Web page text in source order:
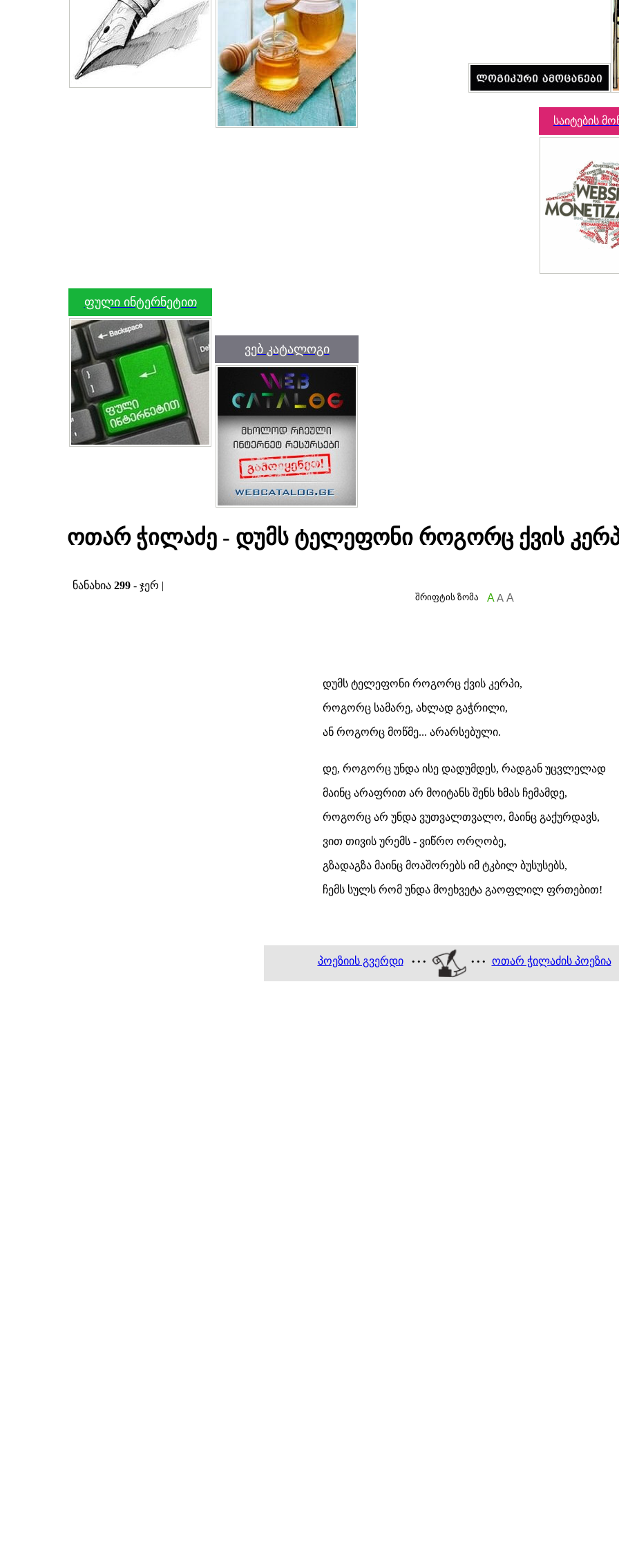
საიტების
ფული ინტერნეტით
ვებ კატალოგი
ოთარ ჭილაძე - დუმს ტელეფონი როგორც ქვის
ნანახია 299 - ჯერ |
შრიფტის ზომა A A A
დუმს ტელეფონი როგორც ქვის კერპი,
როგორც სამარე, ახლად გაჭრილი,
ან როგორც მოწმე... არარსებული.
დე, როგორც უნდა ისე დადუმდეს, რადგან უცვლელად
მაინც არაფრით არ მოიტანს შენს ხმას ჩემამდე,
როგორც არ უნდა ვუთვალთვალო, მაინც გაქურდავს,
ვით თივის ურემს - ვიწრო ორღობე,
გზადაგზა მაინც მოაშორებს იმ ტკბილ ბუსუსებს,
ჩემს სულს რომ უნდა მოეხვეტა გაოფლილ ფრთებით!
პოეზიის გვერდი • • • • • • ოთარ ჭილაძის პოეზია